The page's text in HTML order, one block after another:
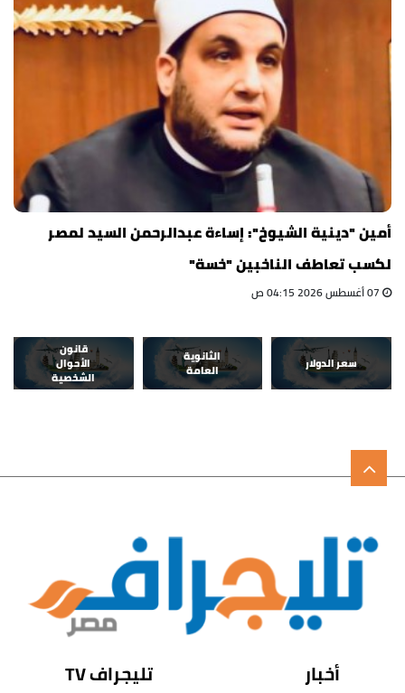
أمين "دينية الشيوخ": إساءة عبدالرحمن السيد لمصر
لكسب تعاطف الناخبين "خسة"
سعر الدولار
الثانوية
العامة
قانون
الأحوال
الشخصية
أخبار
تليجراف TV